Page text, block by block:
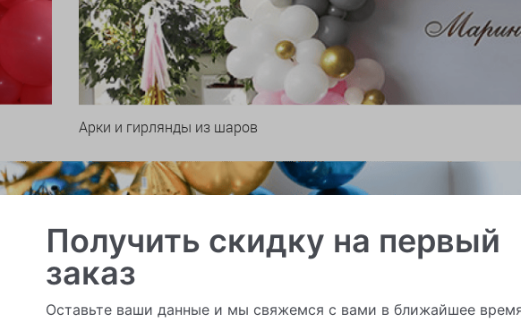
Арки и гирлянды из шаров
Получить скидку на первый
заказ
Оставьте ваши данные и мы свяжемся с вами в ближайшее